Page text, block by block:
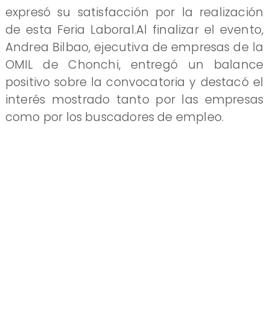
expresó su satisfacción por la realización
de esta Feria Laboral.Al finalizar el evento,
Andrea Bilbao, ejecutiva de empresas de la
OMIL de Chonchi, entregó un balance
positivo sobre la convocatoria y destacó el
interés mostrado tanto por las empresas
como por los buscadores de empleo.